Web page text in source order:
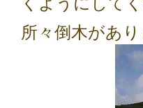
所々倒木があ